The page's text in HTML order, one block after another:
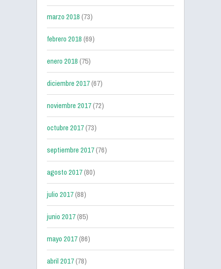
marzo 2018(73)
febrero 2018(69)
enero 2018(75)
diciembre 2017(67)
noviembre 2017(72)
octubre 2017(73)
septiembre 2017(76)
agosto 2017(80)
julio 2017(88)
junio 2017(85)
mayo 2017(86)
abril 2017(78)